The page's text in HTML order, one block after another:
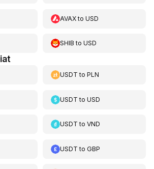
AVAXtoUSD
SHIB toUSD
USDT toPLN
USDT toUSD
USDT toVND
USDT toGBP